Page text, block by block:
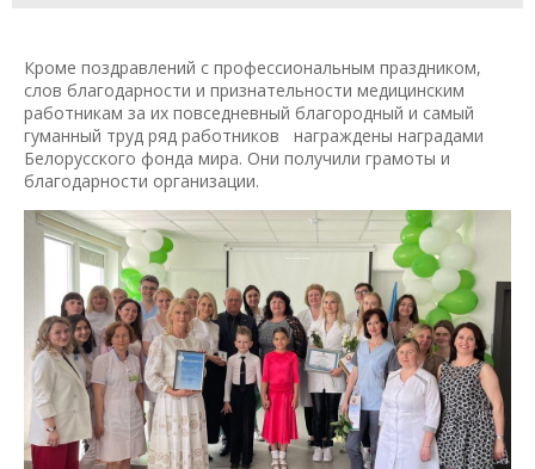
Кроме поздравлений с профессиональным праздником,
слов благодарности и признательности медицинским
работникам за их повседневный благородный и самый
гуманный труд ряд работников награждены наградами
Белорусского фонда мира. Они получили грамоты и
благодарности организации.